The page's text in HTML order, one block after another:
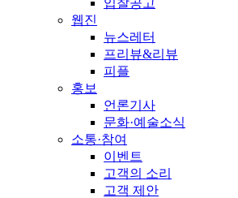
웹진
뉴스레터
프리뷰&리뷰
피플
홍보
언론기사
문화·예술소식
소통·참여
이벤트
고객의 소리
고객 제안